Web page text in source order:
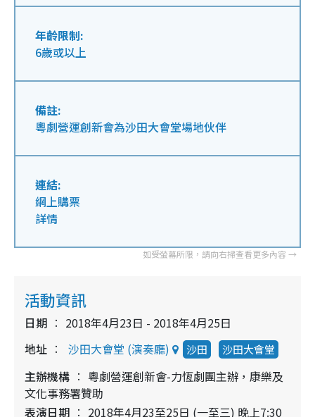
年齡限制:
6歲或以上
備註:
粵劇營運創新會為沙田大會堂場地伙伴
連結:
網上購票
詳情
活動資訊
日期
2018年4月23日 - 2018年4月25日
地址
沙田大會堂 (演奏廳) 沙田 沙田大會堂
主辦機構
粵劇營運創新會-力恆劇團主辦，康樂及
文化事務署贊助
表演日期
2018年4月23至25日 (一至三) 晚上7:30